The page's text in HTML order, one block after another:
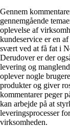
Gennem
gennemgående
oplevelse af
kundeservice er en
svært ved at få fat i
Derudover er der
levering og
oplever nogle
produkter og giver
kommentarer peger
kan arbejde på at
leveringsprocesser
virksomheden.